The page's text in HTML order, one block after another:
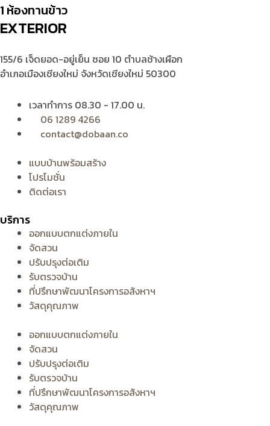
1 ห้องทานข้าว
EXTERIOR
155/6 เจ็ดยอด-อยู่เย็น ซอย 10 ตำบลช้างเผือก
อำเภอเมืองเชียงใหม่ จังหวัดเชียงใหม่ 50300
เวลาทำการ 08.30 - 17.00 น.
06 1289 4266
contact@dobaan.co
แบบบ้านพร้อมสร้าง
โปรโมชั่น
ติดต่อเรา
บริการ
ออกแบบตกแต่งภายใน
จัดสวน
ปรับปรุงต่อเติม
รับตรวจบ้าน
ที่ปรึกษาพัฒนาโครงการอสังหาฯ
วัสดุคุณภาพ
ออกแบบตกแต่งภายใน
จัดสวน
ปรับปรุงต่อเติม
รับตรวจบ้าน
ที่ปรึกษาพัฒนาโครงการอสังหาฯ
วัสดุคุณภาพ